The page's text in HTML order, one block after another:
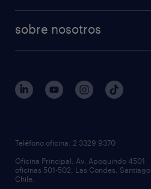
sobre nosotros
Teléfono oficina: 2 3329 9370
Oficina Principal: Av. Apoquindo 4501
oficinas 501-502, Las Condes, Santiago,
Chile.